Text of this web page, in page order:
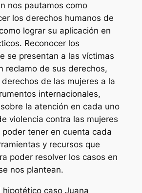
nos pautamos como
los derechos humanos de
lograr su aplicación en
Reconocer los
se presentan a las víctimas
reclamo de sus derechos,
de las mujeres a la
internacionales,
la atención en cada uno
violencia contra las mujeres
tener en cuenta cada
y recursos que
poder resolver los casos en
nos plantean.
hipotético caso Juana